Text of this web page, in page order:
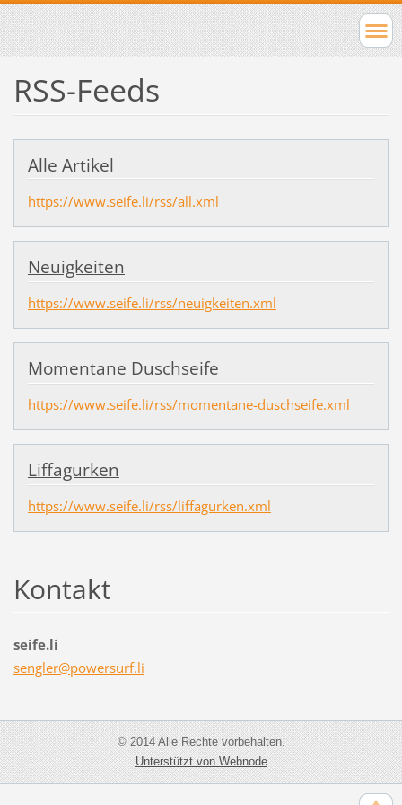
RSS-Feeds
Alle Artikel
https://www.seife.li/rss/all.xml
Neuigkeiten
https://www.seife.li/rss/neuigkeiten.xml
Momentane Duschseife
https://www.seife.li/rss/momentane-duschseife.xml
Liffagurken
https://www.seife.li/rss/liffagurken.xml
Kontakt
seife.li
sengler@powersurf.li
© 2014 Alle Rechte vorbehalten.
Unterstützt von Webnode